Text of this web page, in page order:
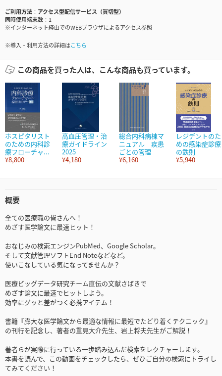
ご利用方法
アクセス型配信サービス（買切型）
同時使用端末数
1
※インターネット経由でのWEBブラウザによるアクセス参照
※導入・利用方法の詳細はこちら
この商品を買った人は、こんな商品も買っています。
ホスピタリスト
のための内科診
療フローチャ...
¥8,800
高血圧管理・治
療ガイドライン
2025
¥4,180
総合内科病棟マ
ニュアル 疾患
ごとの管理
¥6,160
レジデントのた
めの感染症診療
の鉄則
¥5,940
概要
全ての医療職の皆さんへ！
めざす医学論文に最速ヒット！
おなじみの検索エンジンPubMed、Google Scholar。
そして文献管理ソフトEnd Noteなどなど。
使いこなしている気になってませんか？
医療ビッグデータ研究チーム直伝の文献さばきで
めざす論文に最速でヒットしよう。
効率にグッと差がつく必携アイテム！
書籍『膨大な医学論文から最適な情報に最短でたどり着くテクニック』
の刊行を記念し、著者の重見大介先生、岩上将夫先生がご解説！
著者らが実際に行っている一歩踏み込んだ検索をレクチャーします。
本書を読んで、この動画をチェックしたら、ぜひご自分の検索にトライし
てみてください！